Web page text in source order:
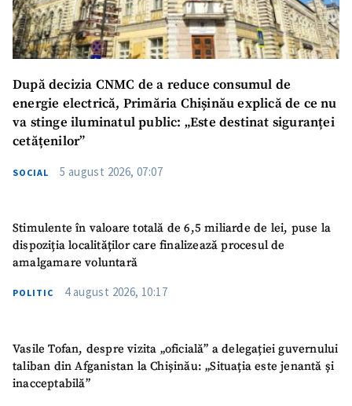
După decizia CNMC de a reduce consumul de
energie electrică, Primăria Chișinău explică de ce nu
va stinge iluminatul public: „Este destinat siguranței
cetățenilor”
SOCIAL 5 august 2026, 07:07
Stimulente în valoare totală de 6,5 miliarde de lei, puse la
dispoziția localităților care finalizează procesul de
amalgamare voluntară
POLITIC 4 august 2026, 10:17
Vasile Tofan, despre vizita „oficială” a delegației guvernului
taliban din Afganistan la Chișinău: „Situația este jenantă și
inacceptabilă”